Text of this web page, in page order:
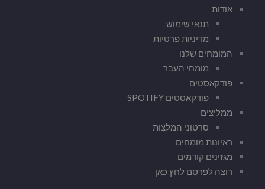
אודות
תנאי שימוש
מדיניות פרטיות
המומחים שלנו
מומחי העבר
פודקאסטים
פודקאסטים SPOTIFY
ממליצים
סרטוני המלצות
ראיונות מומחים
מגזינים קודמים
רוצה לפרסם לחץ כאן